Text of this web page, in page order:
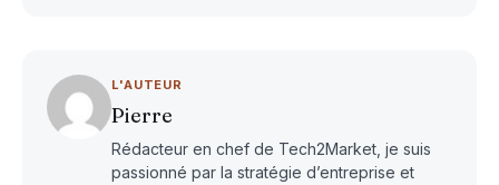
L'AUTEUR
Pierre
Rédacteur en chef de Tech2Market, je suis
passionné par la stratégie d’entreprise et